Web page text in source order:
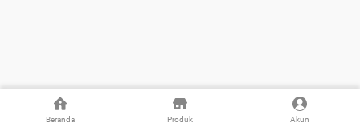
Beranda Produk Akun